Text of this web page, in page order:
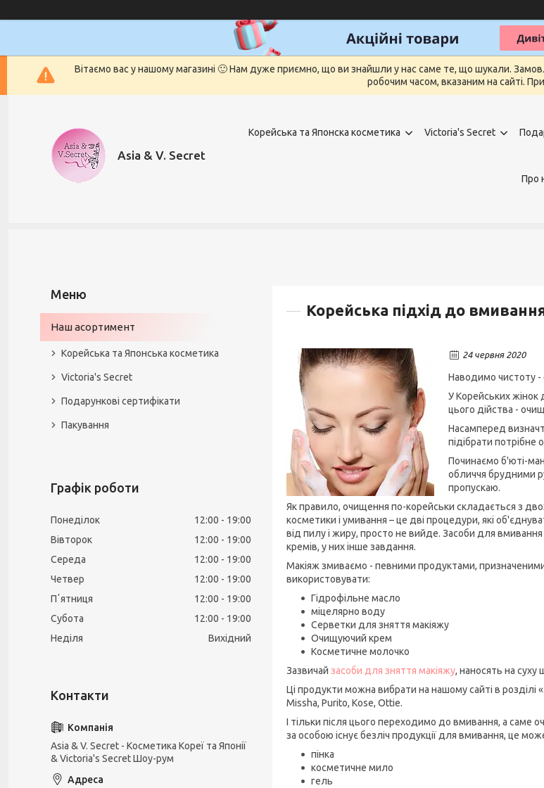
Вітаємо вас у нашому магазині 🙂 Нам дуже приємно, що ви знайшли у нас саме те, що шукали.
робочим часом, вказаним на сайті.
Asia & V. Secret
Корейська та Японска косметика Victoria's Secret
Про
Корейська підхід до
24 червня 2020
Наводимо чистоту -
У Корейських жінок
цього дійства -
Насамперед
підібрати потрібне
Починаємо б'юті-
обличчя брудними
пропускаю.
Як правило, очищення по-корейськи складається з
косметики і умивання – це дві процедури, які
від пилу і жиру, просто не вийде. Засоби для
кремів, у них інше завдання.
Макіяж змиваємо - певними продуктами,
використовувати:
Гідрофільне масло
міцелярно воду
Серветки для зняття макіяжу
Очищуючий крем
Косметичне молочко
Зазвичай засоби для зняття макіяжу, наносять на
Ці продукти можна вибрати на нашому сайті в розділі
Missha, Purito, Kose, Ottie.
І тільки після цього переходимо до вмивання, а саме
за особою існує безліч продукції для вмивання, це
пінка
косметичне мило
гель
Наш асортимент
Корейська та Японська косметика
Victoria's Secret
Подарункові сертифікати
Пакування
Графік роботи
Понеділок 12:00
19:00
Вівторок
12:00
19:00
Середа
12:00
19:00
Четвер
12:00
19:00
Пʼятниця
12:00
19:00
Субота
12:00
19:00
Неділя
Вихідний
Asia & V. Secret - Косметика Кореї та Японії
& Victoria's Secret Шоу-рум